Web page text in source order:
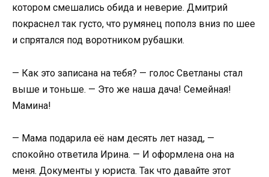
котором смешались обида и неверие. Дмитрий
покраснел так густо, что румянец пополз вниз по шее
и спрятался под воротником рубашки.
— Как это записана на тебя? — голос Светланы стал
выше и тоньше. — Это же наша дача! Семейная!
Мамина!
— Мама подарила её нам десять лет назад, —
спокойно ответила Ирина. — И оформлена она на
меня. Документы у юриста. Так что давайте этот